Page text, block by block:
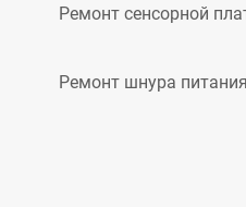
Ремонт сенсорной
Ремонт шнура питания